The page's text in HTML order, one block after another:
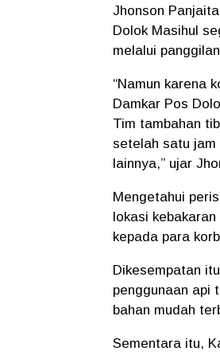
Jhonson
Dolok Masihul
melalui
“Namun karena
Damkar Pos
Tim tambahan
setelah satu jam
lainnya,” ujar
Mengetahui
lokasi
kepada para
Dikesempatan
penggunaan api
bahan mudah
Sementara itu,